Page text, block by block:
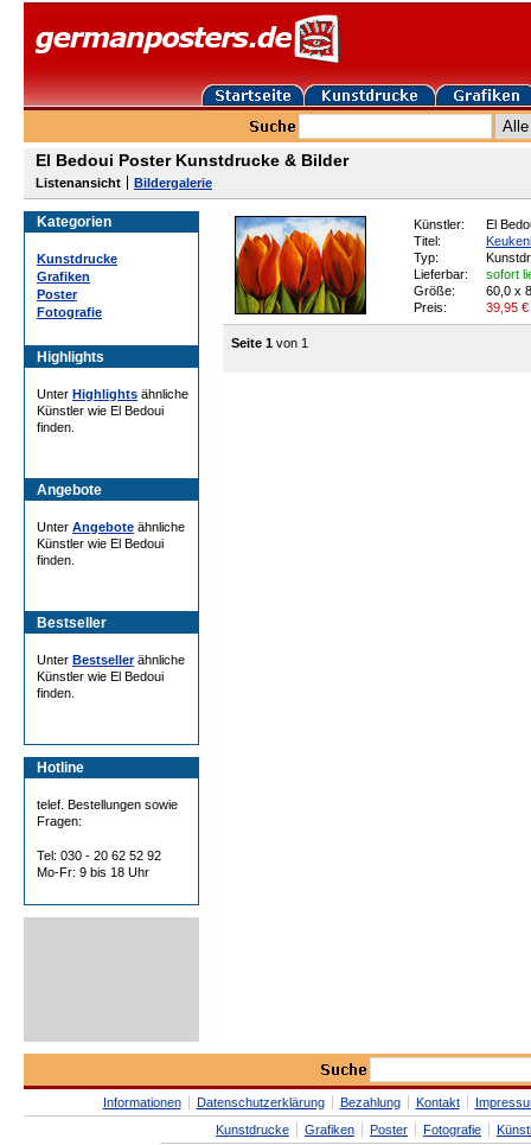
El Bedoui Poster Kunstdrucke & Bilder
Listenansicht Bildergalerie
Kategorien
Kunstdrucke
Grafiken
Poster
Fotografie
Highlights
Unter Highlights ähnliche
Künstler wie El Bedoui
finden.
Angebote
Unter Angebote ähnliche
Künstler wie El Bedoui
finden.
Bestseller
Unter Bestsellerähnliche
Künstler wie El Bedoui
finden.
Hotline
telef. Bestellungen sowie
Fragen:
Tel: 030 - 20 62 52 92
Mo-Fr: 9 bis 18 Uhr
Künstler:
El
Titel:
Typ:
Lieferbar:
sofort
Größe:
60,0 x
Preis:
39,95 €
Seite 1 von 1
Informationen Datenschutzerklärung Bezahlung Kontakt
Kunstdrucke
Grafiken Poster Fotografie